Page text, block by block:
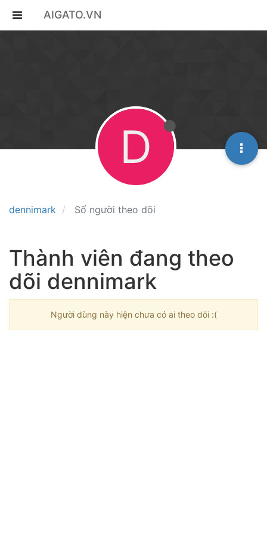
AIGATO.VN
dennimark Số người theo dõi
D
Thành viên đang theo
dõi dennimark
Người dùng này hiện chưa có ai theo dõi :(